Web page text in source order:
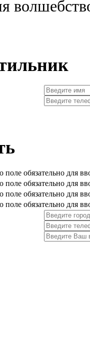
поле обязательно для
поле обязательно для
поле обязательно для
поле обязательно для